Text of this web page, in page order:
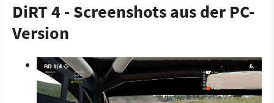
DiRT 4 - Screenshots aus der PC-
Version